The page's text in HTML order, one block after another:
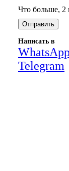
Что больше, 2
Написать в
WhatsApp
Telegram